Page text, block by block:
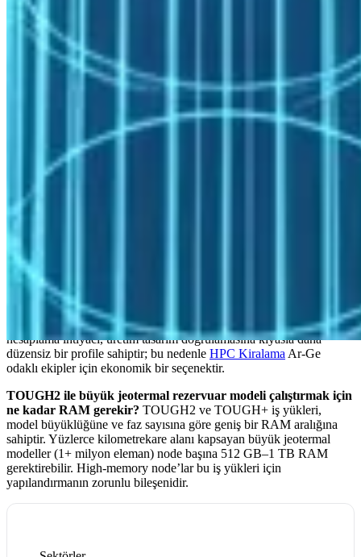
Rüzgar çiftliği yerleşim optimizasyonu için kaç CFD çalıştırması
gerekir?Yerleşim optimizasyonu genellikle gradyan tabanlı veya
evrimsel algoritmalarla yürütülür ve her iterasyonda çiftlik ölçeğinde
bir CFD değerlendirmesi gerekir. 50–200 türbinlik bir çiftlik için
100–500 simülasyon kapsayan optimizasyon döngüleri yaygındır.
Hesaplama verimliliği için daha hızlı Gauss uyku modelleri (Fuga,
PyWake) ile yüksek doğruluklu CFD arasındaki hibrit yaklaşım
Eclipse rezervuar simülasyonu InfiniBand gerektiriyor mu?
Eclipse ve CMG, MPI tabanlı paralel çözümler sunar; ancak
hesaplama alanı sıkı senkronizasyon gerektiren CFD iş yükleri kadar
ağ yoğun değildir. Orta ölçekli rezervuar modellerinde (1–10 milyon
grid bloğu) yüksek hızlı Ethernet yeterli olabilir. Daha büyük
yararlanır.
Yeşil hidrojen projeleri için hangi simülasyon adımlarında HPC
gerekli?Elektrolizer akış alanı ve membran tasarımı için CFD
(OpenFOAM, Fluent), bileşen optimizasyonu için parametrik sweep
çalışmaları ve sistem ölçeğinde termal-elektriki modeller HPC
gerektiren temel adımlardır. Araştırma ve geliştirme aşamasında
hesaplama ihtiyacı, üretim tasarım doğrulamasına kıyasla daha
düzensiz bir profile sahiptir; bu nedenle HPC Kiralama Ar-Ge
odaklı ekipler için ekonomik bir seçenektir.
TOUGH2 ile büyük jeotermal rezervuar modeli çalıştırmak için
ne kadar RAM gerekir? TOUGH2 ve TOUGH+ iş yükleri,
model büyüklüğüne ve faz sayısına göre geniş bir RAM aralığına
sahiptir. Yüzlerce kilometrekare alanı kapsayan büyük jeotermal
modeller (1+ milyon eleman) node başına 512 GB–1 TB RAM
gerektirebilir. High-memory node’lar bu iş yükleri için
yapılandırmanın zorunlu bileşenidir.